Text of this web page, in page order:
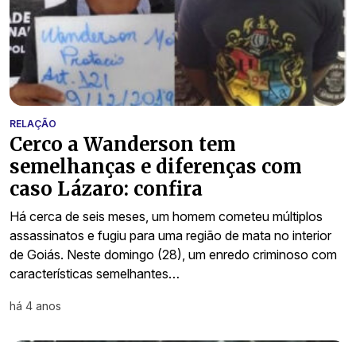
RELAÇÃO
Cerco a Wanderson tem
semelhanças e diferenças com
caso Lázaro: confira
Há cerca de seis meses, um homem cometeu múltiplos
assassinatos e fugiu para uma região de mata no interior
de Goiás. Neste domingo (28), um enredo criminoso com
características semelhantes…
há 4 anos